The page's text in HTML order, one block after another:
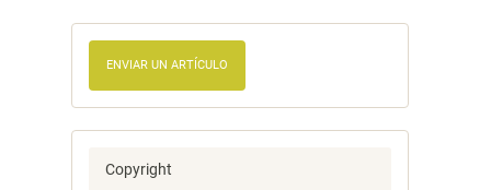
ENVIAR UN ARTÍCULO
Copyright